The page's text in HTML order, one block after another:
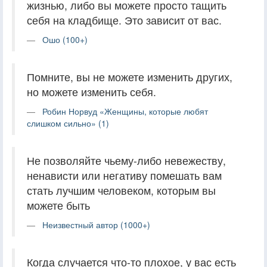
жизнью, либо вы можете просто тащить
себя на кладбище. Это зависит от вас.
Ошо (100+)
Помните, вы не можете изменить других,
но можете изменить себя.
Робин Норвуд «Женщины, которые любят
слишком сильно» (1)
Не позволяйте чьему-либо невежеству,
ненависти или негативу помешать вам
стать лучшим человеком, которым вы
можете быть
Неизвестный автор (1000+)
Когда случается что-то плохое, у вас есть